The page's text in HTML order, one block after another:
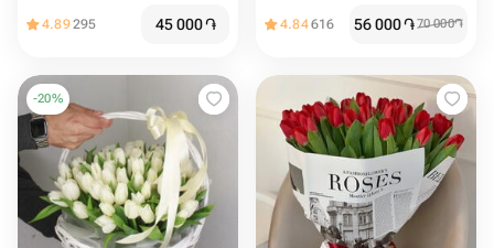
4.89295 45 000֏ 4.84616 56 000֏70 000֏
-20%